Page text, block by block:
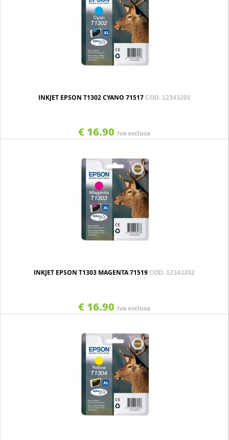
INKJET EPSON T1302 CYANO 71517 COD. 12343201
€ 16.90 Iva esclusa
INKJET EPSON T1303 MAGENTA 71519 COD. 12343202
€ 16.90 Iva esclusa